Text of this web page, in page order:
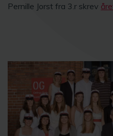
Pernille Jorst fra 3.r skrev